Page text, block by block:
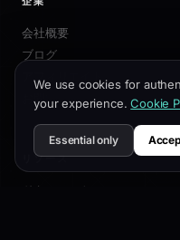
会社概要
ブログ
お問い合わせ
リソース
ドキュメント
We use cookies for
your experience. Cookie
Essential only